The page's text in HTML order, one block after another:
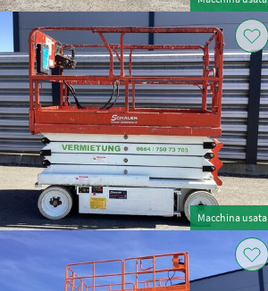
Macchina usata